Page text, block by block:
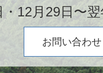
・12月29日〜
お問い合わせ